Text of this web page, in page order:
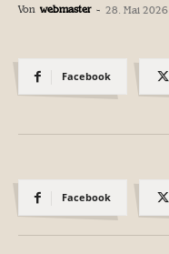
Von webmaster - 28. Mai 2026
Facebook
Facebook